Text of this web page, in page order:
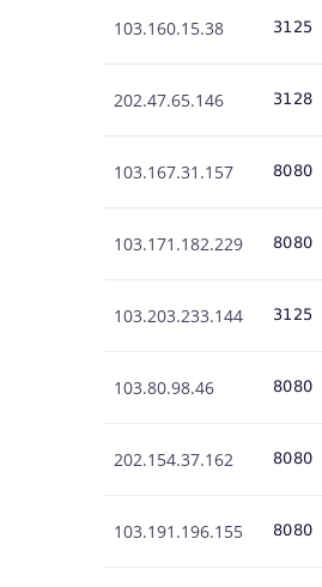
103.160.15.38
202.47.65.146
103.167.31.157
103.171.182.229
103.203.233.144
103.80.98.46
202.154.37.162
103.191.196.155